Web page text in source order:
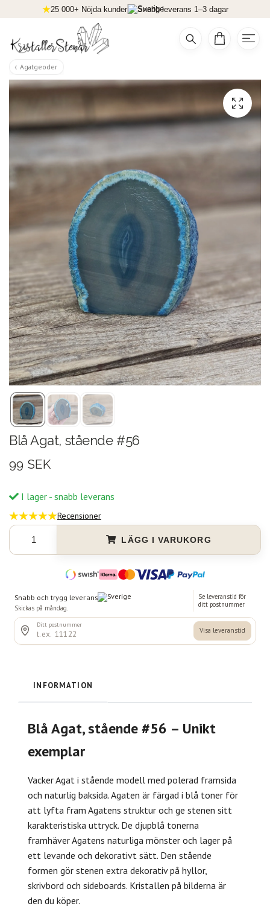
25 000+ Nöjda kunder Snabb leverans 1–3 dagar
Agatgeoder
Blå Agat, stående #56
99 SEK
I lager - snabb leverans
Recensioner
LÄGG I VARUKORG
INFORMATION
Blå Agat, stående #56 – Unikt
exemplar
Vacker Agat i stående modell med polerad framsida
och naturlig baksida. Agaten är färgad i blå toner för
att lyfta fram Agatens struktur och ge stenen sitt
karakteristiska uttryck. De djupblå tonerna
framhäver Agatens naturliga mönster och lager på
ett levande och dekorativt sätt. Den stående
formen gör stenen extra dekorativ på hyllor,
skrivbord och sideboards. Kristallen på bilderna är
den du köper.